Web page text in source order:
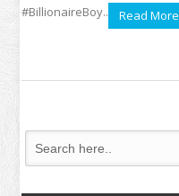
#BillionaireBoy.. Read More